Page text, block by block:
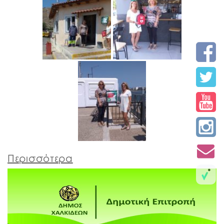
Περισσότερα